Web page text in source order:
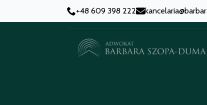
+48 609 398 222